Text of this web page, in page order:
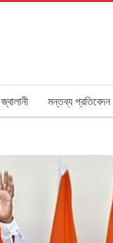
মন্তব্য প্রতিবেদন